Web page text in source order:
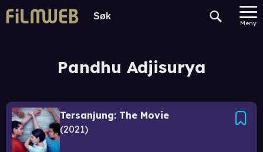
Meny
Pandhu Adjisurya
Tersanjung: The Movie
2021